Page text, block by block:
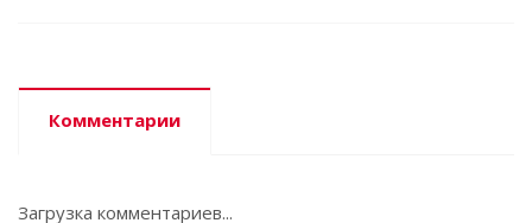
Комментарии
Загрузка комментариев...